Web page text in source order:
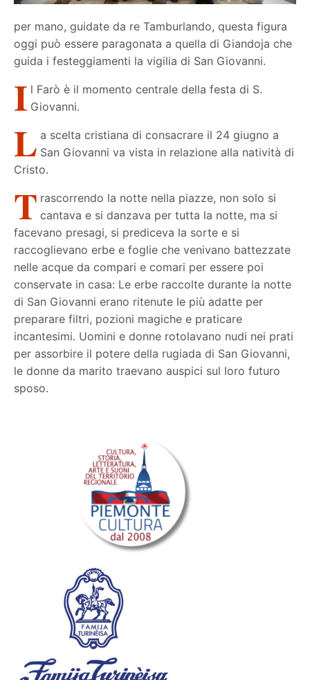
per mano, guidate da re Tamburlando, questa figura
oggi può essere paragonata a quella di Giandoja che
guida i festeggiamenti la vigilia di San Giovanni.
I l Farò è il momento centrale della festa di S.
Giovanni.
L a scelta cristiana di consacrare il 24 giugno a
San Giovanni va vista in relazione alla natività di
Cristo.
T rascorrendo la notte nella piazze, non solo si
cantava e si danzava per tutta la notte, ma si
facevano presagi, si prediceva la sorte e si
raccoglievano erbe e foglie che venivano battezzate
nelle acque da compari e comari per essere poi
conservate in casa: Le erbe raccolte durante la notte
di San Giovanni erano ritenute le più adatte per
preparare filtri, pozioni magiche e praticare
incantesimi. Uomini e donne rotolavano nudi nei prati
per assorbire il potere della rugiada di San Giovanni,
le donne da marito traevano auspici sul loro futuro
sposo.